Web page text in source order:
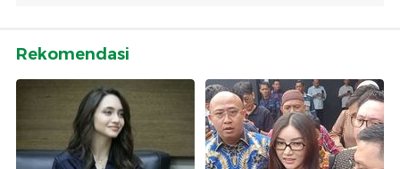
Rekomendasi